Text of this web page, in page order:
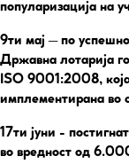
популаризација на
9ти мај – по
Државна лотарија
ISO 9001:2008, која
имплементирана во
17ти јуни -
во вредност од